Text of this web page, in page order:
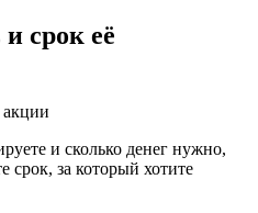
срок её
и сколько денег нужно,
срок, за который хотите